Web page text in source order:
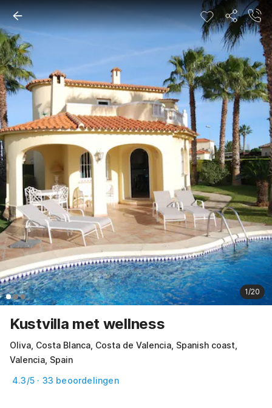
1/20
Kustvilla met wellness
Oliva, Costa Blanca, Costa de Valencia, Spanish coast,
Valencia, Spain
4.3/5 · 33 beoordelingen